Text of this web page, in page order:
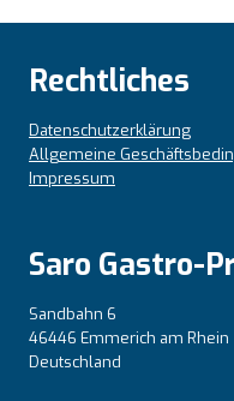
Rechtliches
Datenschutzerklärung
Allgemeine
Impressum
Saro Gastro-
Sandbahn 6
46446 Emmerich am Rhein
Deutschland